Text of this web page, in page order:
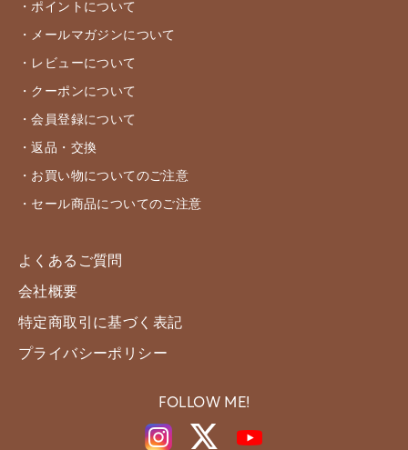
・ポイントについて
・メールマガジンについて
・レビューについて
・クーポンについて
・会員登録について
・返品・交換
・お買い物についてのご注意
・セール商品についてのご注意
よくあるご質問
会社概要
特定商取引に基づく表記
プライバシーポリシー
FOLLOW ME!